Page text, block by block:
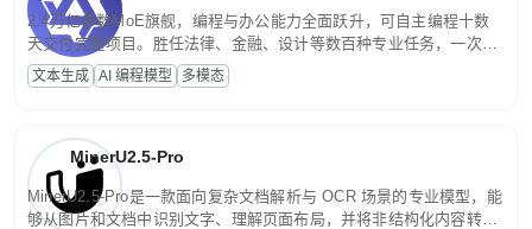
2.4万亿参数MoE旗舰，编程与办公能力全面跃升，可自主编程十数
天交付完整项目。胜任法律、金融、设计等数百种专业任务，一次对
话端到端交付生产级成果。原生视觉理解贯穿规划、执行与验证全流
程，支持超长文档与长视频的深度语义解析。长程任务中自主规划与
文本生成 AI 编程模型 多模态
MinerU2.5-Pro
MinerU2.5-Pro是一款面向复杂文档解析与 OCR 场景的专业模型，能
够从图片和文档中识别文字、理解页面布局，并将非结构化内容转换